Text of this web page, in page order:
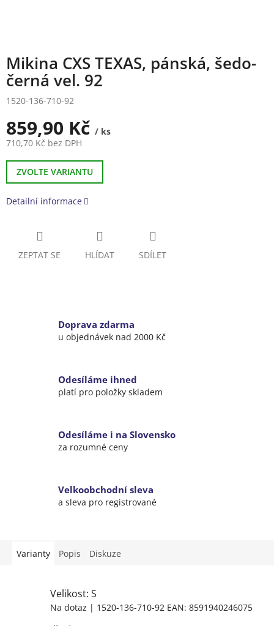
Mikina CXS TEXAS, pánská, šedo-
černá vel. 92
1520-136-710-92
859,90 Kč / ks
710,70 Kč bez DPH
Měrná
cena:
ZVOLTE VARIANTU
Detailní informace
ZEPTAT SE HLÍDAT SDÍLET
Doprava zdarma
u objednávek nad 2000 Kč
Odesíláme ihned
platí pro položky skladem
Odesíláme i na Slovensko
za rozumné ceny
Velkoobchodní sleva
a sleva pro registrované
Varianty Popis Diskuze
Velikost: S
Na dotaz | 1520-136-710-92 EAN: 8591940246075